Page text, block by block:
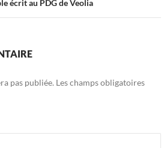
écrit au PDG de Veolia
pas publiée. Les champs obligatoires